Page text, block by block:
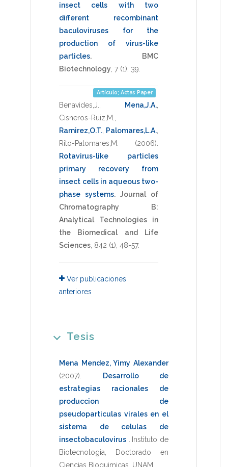
insect cells with two
different recombinant
baculoviruses for the
production of virus-like
particles.
BMC
Biotechnology 7 (1), 39
Artículo; Actas Paper
Benavides,J. Mena,J.A.
Cisneros-Ruiz,M.
Ramirez,O.T. Palomares,L.A.
Rito-Palomares,M.
(2006)
Rotavirus-like particles
primary recovery from
insect cells in aqueous two-
phase systems.
Journal of
Chromatography B:
Analytical Technologies in
the Biomedical and Life
Sciences 842 (1), 48-57.
Ver publicaciones
anteriores
Tesis
Mena Mendez, Yimy Alexander
(2007)
Desarrollo de
estrategias racionales de
produccion de
pseudoparticulas virales en el
sistema de celulas de
insectobaculovirus . Instituto de
Biotecnologia
Doctorado en
Ciencias Bioquimicas UNAM